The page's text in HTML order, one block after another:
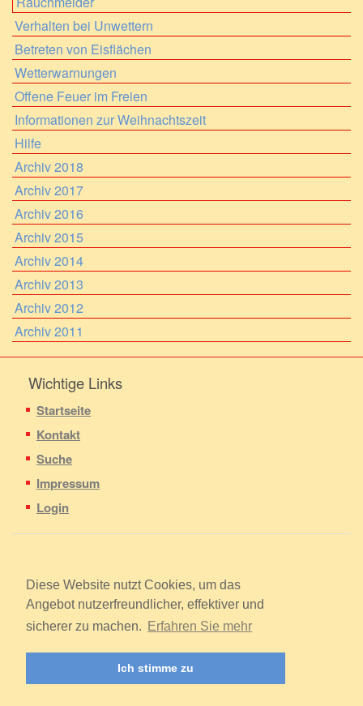
Diese Website nutzt Cookies, um das
Angebot nutzerfreundlicher, effektiver und
sicherer zu machen.
Erfahren Sie mehr
Ich stimme zu
Verhalten bei Unwettern
Betreten von Eisflächen
Wetterwarnungen
Offene Feuer im Freien
Informationen zur Weihnachtszeit
Hilfe
Archiv 2018
Archiv 2017
Archiv 2016
Archiv 2015
Archiv 2014
Archiv 2013
Archiv 2012
Archiv 2011
Wichtige Links
Startseite
Kontakt
Suche
Impressum
Login
Förderverein Feuerwehr Zörbig e.V.
Alle Rechte vorbehalten.
Hosting und Support
Ronny Schneider